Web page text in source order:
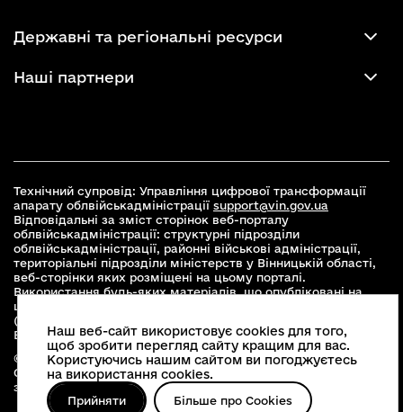
Державні та регіональні ресурси
Наші партнери
Технічний супровід: Управління цифрової трансформації
апарату облвійськадміністрації support@vin.gov.ua
Відповідальні за зміст сторінок веб-порталу
облвійськадміністрації: структурні підрозділи
облвійськадміністрації, районні військові адміністрації,
територіальні підрозділи міністерств у Вінницькій області,
веб-сторінки яких розміщені на цьому порталі.
Використання будь-яких матеріалів, що опубліковані на
цьому сайті, дозволяється при умові зазначення посилання
(для інтернет-видань - гіперпосилання) на офіційний сайт
Вінницької облвійськадміністраціїwww.vin.gov.ua .
© 2026 Весь контент доступний за ліцензією Creative
Commons Attribution 4.0 International license, якщо не
зазначено інше
Наш веб-сайт використовує cookies для того,
щоб зробити перегляд сайту кращим для вас.
Користуючись нашим сайтом ви погоджуєтесь
на використання cookies.
Прийняти Більше про Cookies